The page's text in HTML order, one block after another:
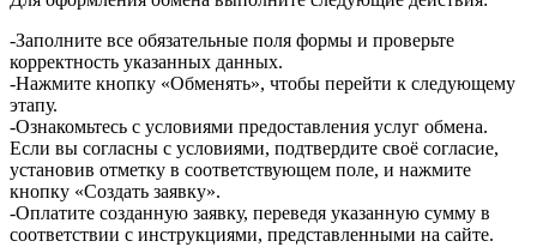
-Заполните все обязательные поля формы и проверьте
корректность указанных данных.
-Нажмите кнопку «Обменять», чтобы перейти к следующему
этапу.
-Ознакомьтесь с условиями предоставления услуг обмена.
Если вы согласны с условиями, подтвердите своё согласие,
установив отметку в соответствующем поле, и нажмите
кнопку «Создать заявку».
-Оплатите созданную заявку, переведя указанную сумму в
соответствии с инструкциями, представленными на сайте.